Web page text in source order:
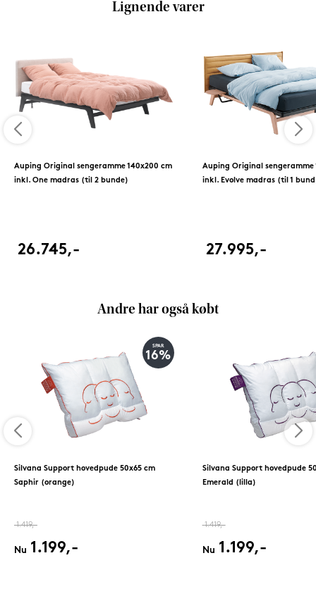
Lignende varer
Auping Original sengeramme 140x200 cm
inkl. One madras (til 2 bunde)
26.745,-
Auping Original sengeramme
inkl. Evolve madras (til 1
27.995,-
Andre har også købt
SPAR
16%
Silvana Support hovedpude 50x65 cm
Saphir (orange)
1.419,-
Nu 1.199,-
Silvana Support hovedpude
Emerald (lilla)
1.419,-
Nu 1.199,-